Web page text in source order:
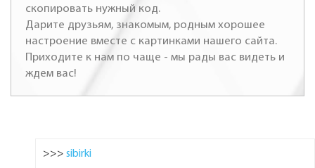
скопировать нужный код.
Дарите друзьям, знакомым, родным хорошее
настроение вместе с картинками нашего сайта.
Приходите к нам по чаще - мы рады вас видеть и
ждем вас!
>>> sibirki